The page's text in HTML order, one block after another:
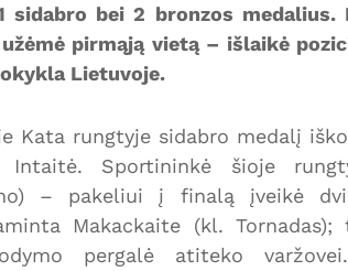
sidabro bei 2 bronzos medalius.
pirmąją vietą – išlaikė
Lietuvoje.
Kata rungtyje sidabro medalį
Intaitė. Sportininkė šioje
– pakeliui į finalą įveikė dvi
Makackaite (kl.
pergalė atiteko